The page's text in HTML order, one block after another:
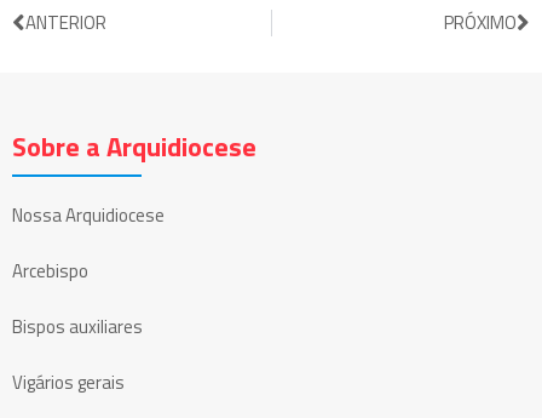
ANTERIOR PRÓXIMO
Sobre a Arquidiocese
Nossa Arquidiocese
Arcebispo
Bispos auxiliares
Vigários gerais